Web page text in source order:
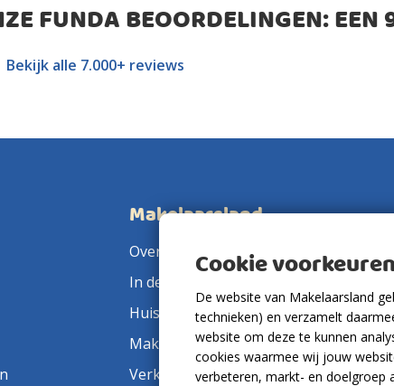
FUNDA BEOORDELINGEN: EEN
Bekijk alle 7.000+ reviews
Makelaarsland
Over ons
In de pers
Huis verkopen
Makelaar in de buurt
Verkoopmakelaar
Cookie voorkeuren
De website van Makelaarsland
technieken) en verzamelt
website om deze te kunnen
cookies waarmee wij jouw
verbeteren, markt- en doelgroep